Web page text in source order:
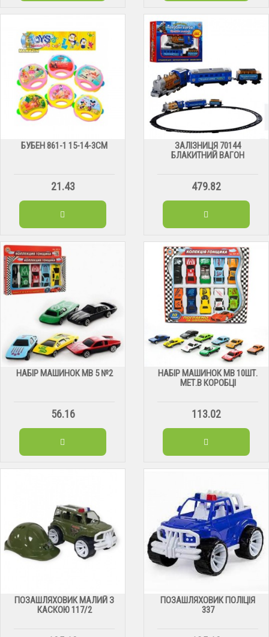
БУБЕН 861-1 15-14-3СМ
21.43
ЗАЛІЗНИЦЯ 70144
БЛАКИТНИЙ ВАГОН
479.82
НАБІР МАШИНОК МВ 5 №2
56.16
НАБІР МАШИНОК МВ 10ШТ.
МЕТ.В КОРОБЦІ
113.02
ПОЗАШЛЯХОВИК МАЛИЙ З
КАСКОЮ 117/2
ПОЗАШЛЯХОВИК ПОЛІЦІЯ
337